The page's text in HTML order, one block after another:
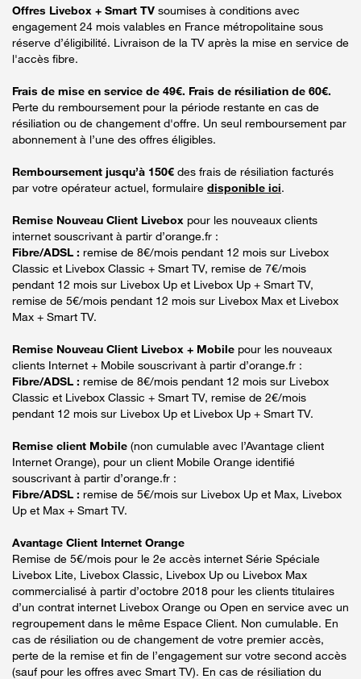
Offres Livebox + Smart TV soumises à conditions avec
engagement 24 mois valables en France métropolitaine sous
réserve d’éligibilité. Livraison de la TV après la mise en service de
l'accès fibre.
Frais de mise en service de 49€. Frais de résiliation de 60€.
Perte du remboursement pour la période restante en cas de
résiliation ou de changement d'offre. Un seul remboursement par
abonnement à l’une des offres éligibles.
Remboursement jusqu’à 150€ des frais de résiliation facturés
par votre opérateur actuel, formulaire disponible ici.
Remise Nouveau Client Livebox pour les nouveaux clients
internet souscrivant à partir d’orange.fr :
Fibre/ADSL : remise de 8€/mois pendant 12 mois sur Livebox
Classic et Livebox Classic + Smart TV, remise de 7€/mois
pendant 12 mois sur Livebox Up et Livebox Up + Smart TV,
remise de 5€/mois pendant 12 mois sur Livebox Max et Livebox
Max + Smart TV.
Remise Nouveau Client Livebox + Mobile pour les nouveaux
clients Internet + Mobile souscrivant à partir d’orange.fr :
Fibre/ADSL : remise de 8€/mois pendant 12 mois sur Livebox
Classic et Livebox Classic + Smart TV, remise de 2€/mois
pendant 12 mois sur Livebox Up et Livebox Up + Smart TV.
Remise client Mobile (non cumulable avec l’Avantage client
Internet Orange), pour un client Mobile Orange identifié
souscrivant à partir d’orange.fr :
Fibre/ADSL : remise de 5€/mois sur Livebox Up et Max, Livebox
Up et Max + Smart TV.
Avantage Client Internet Orange
Remise de 5€/mois pour le 2e accès internet Série Spéciale
Livebox Lite, Livebox Classic, Livebox Up ou Livebox Max
commercialisé à partir d’octobre 2018 pour les clients titulaires
d’un contrat internet Livebox Orange ou Open en service avec un
regroupement dans le même Espace Client. Non cumulable. En
cas de résiliation ou de changement de votre premier accès,
perte de la remise et fin de l’engagement sur votre second accès
(sauf pour les offres avec Smart TV). En cas de résiliation du